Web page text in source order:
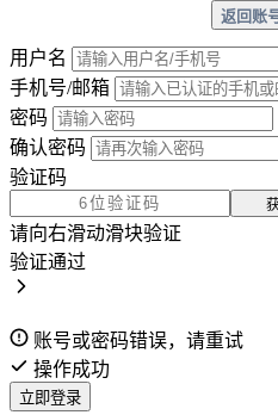
返回账
用户名
手机号/邮箱
密码
确认密码
验证码
请向右滑动滑块验证
验证通过
账号或密码错误，请重试
操作成功
立即登录